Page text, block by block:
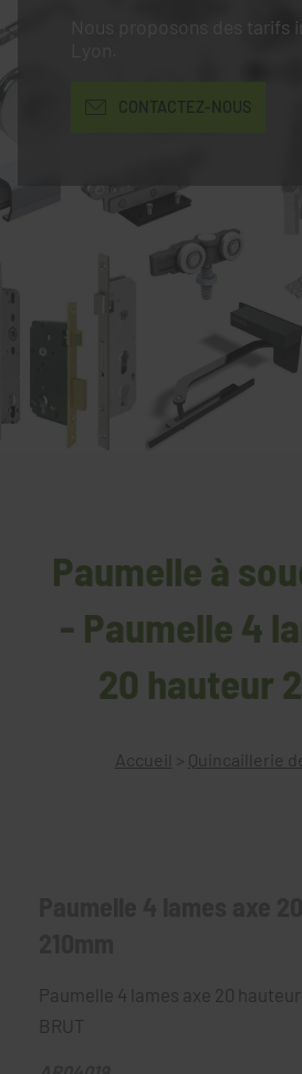
Nous proposons des tarifs
CONTACTEZ-NOUS
Paumelle à
- Paumelle 4
20 hauteur
Accueil > Quincaillerie
Paumelle 4 lames axe 20 hauteur
BRUT